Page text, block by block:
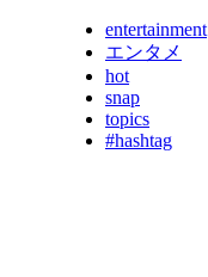
entertainment
エンタメ
hot
snap
topics
#hashtag